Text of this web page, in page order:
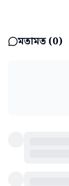
মতামত (0)